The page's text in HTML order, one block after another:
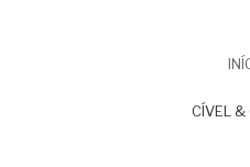
CÍVEL &